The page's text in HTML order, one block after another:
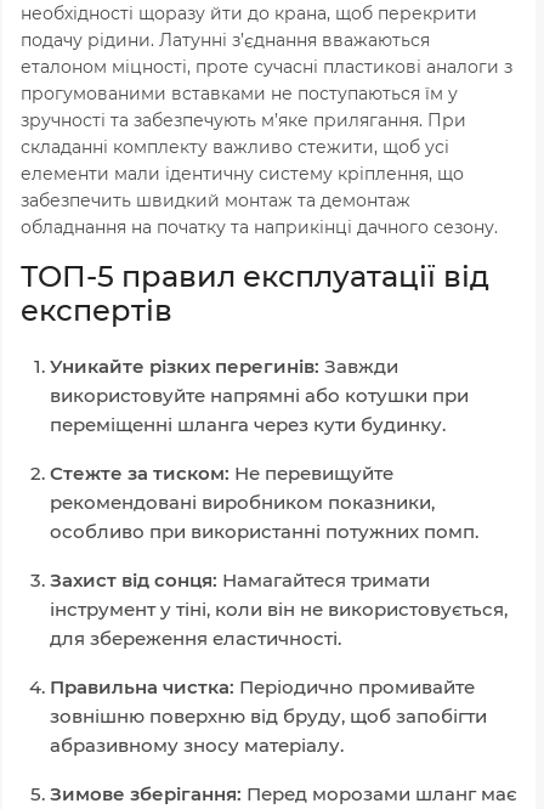
необхідності щоразу йти до крана, щоб перекрити
подачу рідини. Латунні з’єднання вважаються
еталоном міцності, проте сучасні пластикові аналоги з
прогумованими вставками не поступаються їм у
зручності та забезпечують м’яке прилягання. При
складанні комплекту важливо стежити, щоб усі
елементи мали ідентичну систему кріплення, що
забезпечить швидкий монтаж та демонтаж
обладнання на початку та наприкінці дачного сезону.
ТОП-5 правил експлуатації від
експертів
Уникайте різких перегинів: Завжди
використовуйте напрямні або котушки при
переміщенні шланга через кути будинку.
Стежте за тиском: Не перевищуйте
рекомендовані виробником показники,
особливо при використанні потужних помп.
Захист від сонця: Намагайтеся тримати
інструмент у тіні, коли він не використовується,
для збереження еластичності.
Правильна чистка: Періодично промивайте
зовнішню поверхню від бруду, щоб запобігти
абразивному зносу матеріалу.
Зимове зберігання: Перед морозами шланг має